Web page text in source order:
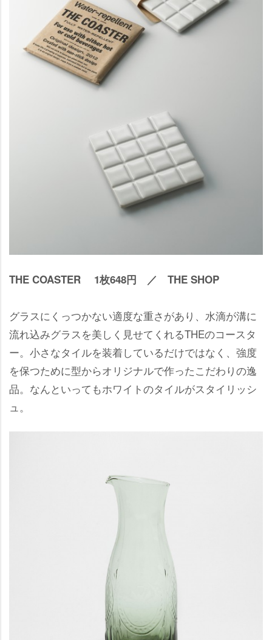
THE COASTER 1枚648円 ／ THE SHOP
グラスにくっつかない適度な重さがあり、水滴が溝に
流れ込みグラスを美しく見せてくれるTHEのコースタ
ー。小さなタイルを装着しているだけではなく、強度
を保つために型からオリジナルで作ったこだわりの逸
品。なんといってもホワイトのタイルがスタイリッシ
ュ。